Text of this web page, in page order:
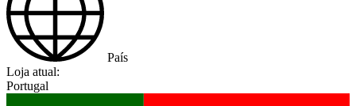
País
Loja atual:
Portugal